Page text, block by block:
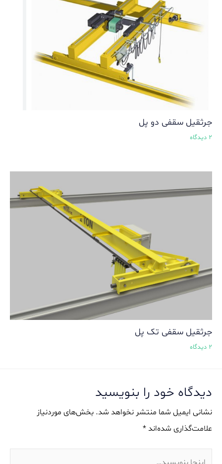
جرثقیل سقفی دو پل
2 دیدگاه
جرثقیل سقفی تک پل
2 دیدگاه
دیدگاه‌ خود را بنویسید
نشانی ایمیل شما منتشر نخواهد شد. بخش‌های موردنیاز
علامت‌گذاری شده‌اند *